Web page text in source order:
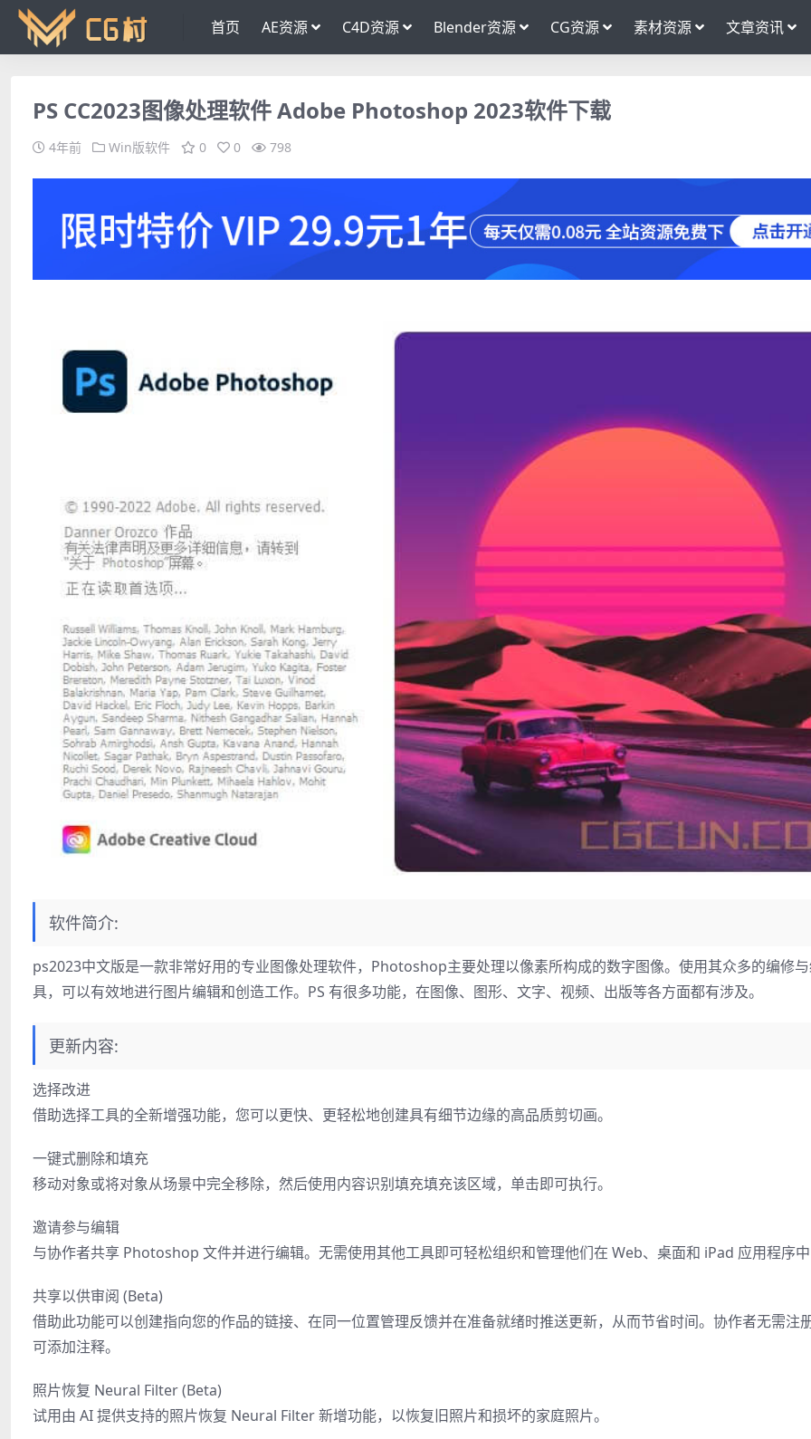
首页 AE资源 C4D资源 Blender资源 CG资源 素材资源 文章资讯
PS CC2023图像处理软件 Adobe Photoshop 2023软件下载
4年前 Win版软件 0 0 798
软件简介:
ps2023中文版是一款非常好用的专业图像处理软件，Photoshop主要处理以像素所构成的数字图像。使用其众多的编修
具，可以有效地进行图片编辑和创造工作。PS 有很多功能，在图像、图形、文字、视频、出版等各方面都有涉及。
更新内容:
选择改进
借助选择工具的全新增强功能，您可以更快、更轻松地创建具有细节边缘的高品质剪切画。
一键式删除和填充
移动对象或将对象从场景中完全移除，然后使用内容识别填充填充该区域，单击即可执行。
邀请参与编辑
与协作者共享 Photoshop 文件并进行编辑。无需使用其他工具即可轻松组织和管理他们在 Web、桌面和 iPad 应用程序
共享以供审阅 (Beta)
借助此功能可以创建指向您的作品的链接、在同一位置管理反馈并在准备就绪时推送更新，从而节省时间。协作者无需注
可添加注释。
照片恢复 Neural Filter (Beta)
试用由 AI 提供支持的照片恢复 Neural Filter 新增功能，以恢复旧照片和损坏的家庭照片。